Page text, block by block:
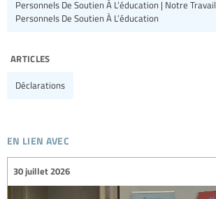
Personnels De Soutien À L’éducation | Notre
Personnels De Soutien À L’éducation
articles
Déclarations
en lien avec
30 juillet 2026